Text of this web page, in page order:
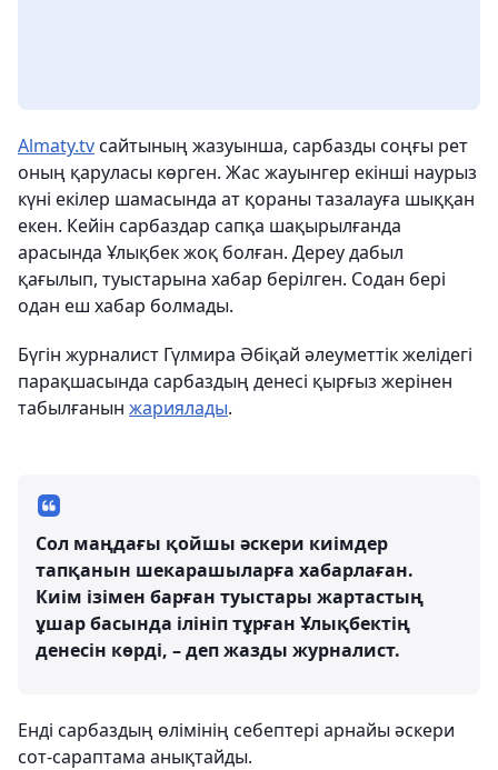
Almaty.tvсайтының жазуынша, сарбазды соңғы рет
оның қаруласы көрген. Жас жауынгер екінші наурыз
күні екілер шамасында ат қораны тазалауға шыққан
екен. Кейін сарбаздар сапқа шақырылғанда
арасында Ұлықбек жоқ болған. Дереу дабыл
қағылып, туыстарына хабар берілген. Содан бері
одан еш хабар болмады.
Бүгін журналист Гүлмира Әбіқай әлеуметтік желідегі
парақшасында сарбаздың денесі қырғыз жерінен
табылғанын жариялады.
Сол маңдағы қойшы әскери киімдер
тапқанын шекарашыларға хабарлаған.
Киім ізімен барған туыстары жартастың
ұшар басында ілініп тұрған Ұлықбектің
денесін көрді, – деп жазды журналист.
Енді сарбаздың өлімінің себептері арнайы әскери
сот-сараптама анықтайды.